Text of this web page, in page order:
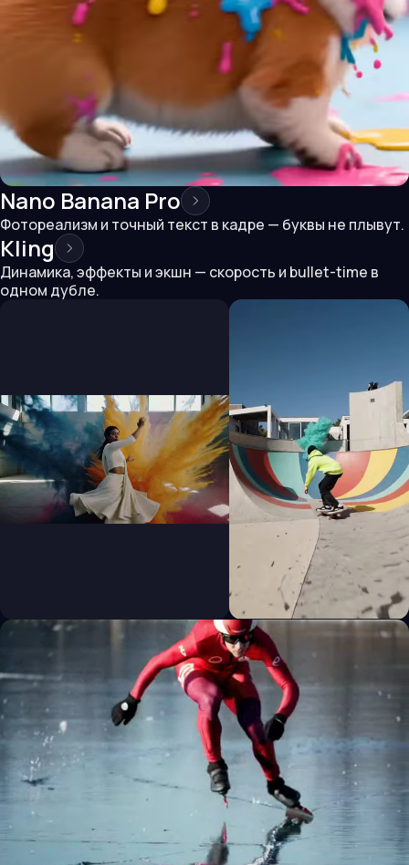
Nano Banana Pro
Фотореализм и точный текст в кадре — буквы не плывут.
Kling
Динамика, эффекты и экшн — скорость и bullet-time в
одном дубле.